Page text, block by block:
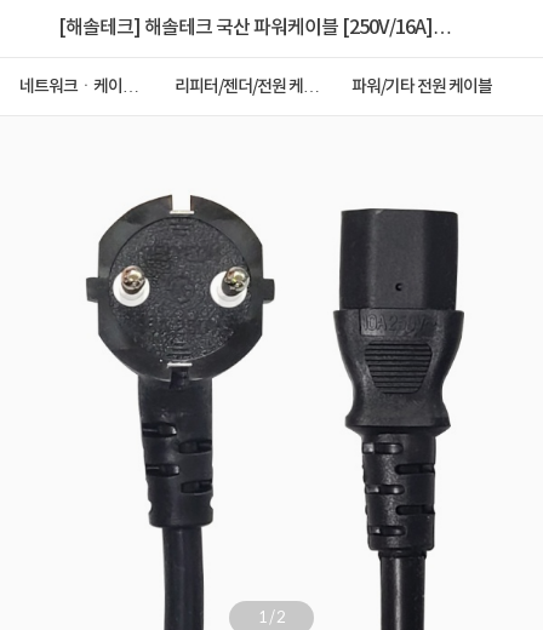
[해솔테크] 해솔테크 국산 파워케이블 [250V/16A]
네트워크ㆍ케이블
리피터/젠더/전원 케이
파워/기타 전원 케이블
1/2